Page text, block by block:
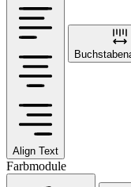
Align Text
Farbmodule